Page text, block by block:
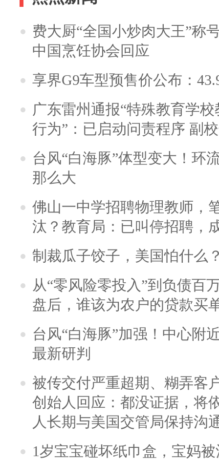
费大厨“全国小炒肉大王”称
中国烹饪协会回应
享界G9车型预售价公布：
广东雷州通报“特殊教育学
行为”：已启动问责程序 副
台风“白海豚”体型变大！环
那么大
佛山一中学招聘物理教师，
汰？教育局：已叫停招聘，
制裁瓜子饺子，美国怕什么
从“零风险零投入”到负债百
盘后，谁该为农户的贷款买
台风“白海豚”加强！中心附
最新研判
被传交付严重超期、糊弄客
创始人回应：都没证据，将
人长期与美国交管局保持沟
1岁宝宝碰坏纸巾盒，宝妈